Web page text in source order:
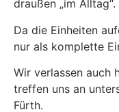
draußen „im Alltag“.
Da die Einheiten
nur als komplette
Wir verlassen auch
treffen uns an
Fürth.